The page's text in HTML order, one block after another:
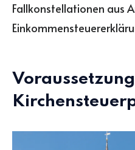
Fallkonstellationen aus